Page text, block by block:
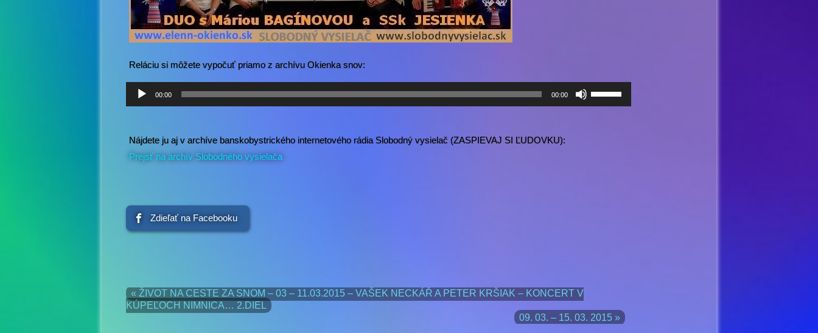
Reláciu si môžete vypočuť priamo z archívu Okienka snov:
Audio
prehrávač
00:00 00:00
Pomocou
šípok
Nájdete ju aj v archíve banskobystrického internetového rádia Slobodný vysielač (ZASPIEVAJ SI ĽUDOVKU):
Prejsť na archív Slobodného vysielača
Zdieľať na Facebooku
« ŽIVOT NA CESTE ZA SNOM – 03 – 11.03.2015 – VAŠEK NECKÁŘ A PETER KRŠIAK – KONCERT V
KÚPEĽOCH NIMNICA… 2.DIEL
09. 03. – 15. 03. 2015 »